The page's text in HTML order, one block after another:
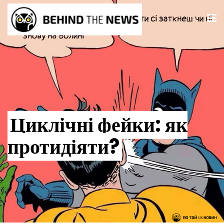
Циклічні фейки: як
протидіяти?